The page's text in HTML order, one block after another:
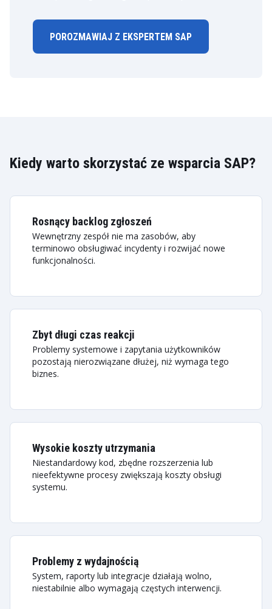
POROZMAWIAJ Z EKSPERTEM SAP
Kiedy warto skorzystać ze wsparcia SAP?
Rosnący backlog zgłoszeń
Wewnętrzny zespół nie ma zasobów, aby
terminowo obsługiwać incydenty i rozwijać nowe
funkcjonalności.
Zbyt długi czas reakcji
Problemy systemowe i zapytania użytkowników
pozostają nierozwiązane dłużej, niż wymaga tego
biznes.
Wysokie koszty utrzymania
Niestandardowy kod, zbędne rozszerzenia lub
nieefektywne procesy zwiększają koszty obsługi
systemu.
Problemy z wydajnością
System, raporty lub integracje działają wolno,
niestabilnie albo wymagają częstych interwencji.